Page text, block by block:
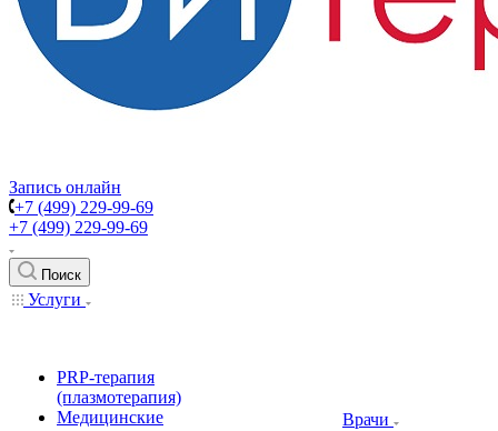
Запись онлайн
+7 (499) 229-99-69
+7 (499) 229-99-69
Поиск
Услуги
PRP-терапия
(плазмотерапия)
Медицинские
Врачи